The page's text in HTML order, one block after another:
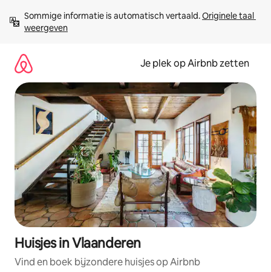
direct
naar
Sommige informatie is automatisch vertaald. Originele taal
weergeven
Je plek op Airbnb zetten
Huisjes in Vlaanderen
Vind en boek bijzondere huisjes op Airbnb